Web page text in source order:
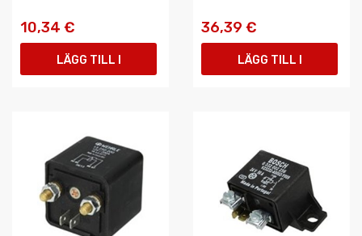
10,34 €
LÄGG TILL I
36,39 €
LÄGG TILL I